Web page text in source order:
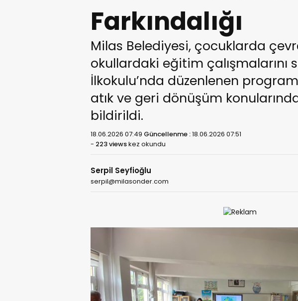
Farkındalığı
Milas Belediyesi, çocuklarda
okullardaki eğitim çalışmalarını
İlkokulu’nda düzenlenen
atık ve geri dönüşüm
bildirildi.
18.06.2026 07:49 Güncellenme :18.06.2026 07:51
- 223 viewskez okundu
Serpil Seyfioğlu
serpil@milasonder.com